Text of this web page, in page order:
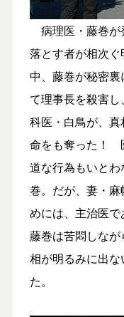
病理医・藤巻が
落とす者が相次
中、藤巻が秘密
て理事長を殺害
科医・白鳥が、
命をも奪った！
道な行為もいと
巻。だが、妻・
めには、主治医で
藤巻は苦悶しな
相が明るみに出
た。